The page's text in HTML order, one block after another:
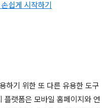
쉽게 시작하기
하기 위한 또 다른 유용한 도구
플랫폼은 모바일 홈페이지와 연